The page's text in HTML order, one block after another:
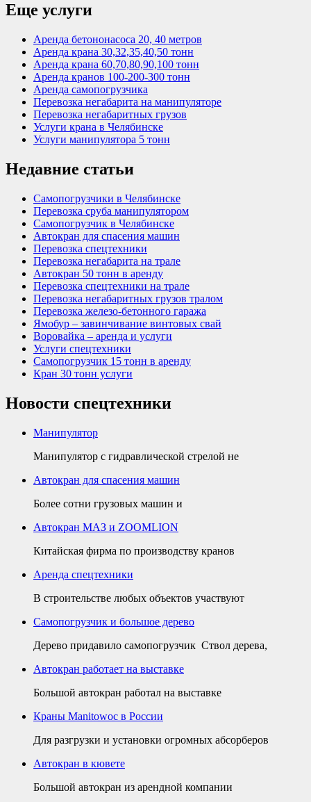
Еще услуги
Аренда бетононасоса 20, 40 метров
Аренда крана 30,32,35,40,50 тонн
Аренда крана 60,70,80,90,100 тонн
Аренда кранов 100-200-300 тонн
Аренда самопогрузчика
Перевозка негабарита на манипуляторе
Перевозка негабаритных грузов
Услуги крана в Челябинске
Услуги манипулятора 5 тонн
Недавние статьи
Самопогрузчики в Челябинске
Перевозка сруба манипулятором
Самопогрузчик в Челябинске
Автокран для спасения машин
Перевозка спецтехники
Перевозка негабарита на трале
Автокран 50 тонн в аренду
Перевозка спецтехники на трале
Перевозка негабаритных грузов тралом
Перевозка железо-бетонного гаража
Ямобур – завинчивание винтовых свай
Воровайка – аренда и услуги
Услуги спецтехники
Самопогрузчик 15 тонн в аренду
Кран 30 тонн услуги
Новости спецтехники
Манипулятор
Манипулятор с гидравлической стрелой не
Автокран для спасения машин
Более сотни грузовых машин и
Автокран МАЗ и ZOOMLION
Китайская фирма по производству кранов
Аренда спецтехники
В строительстве любых объектов участвуют
Самопогрузчик и большое дерево
Дерево придавило самопогрузчик Ствол дерева,
Автокран работает на выставке
Большой автокран работал на выставке
Краны Manitowoc в России
Для разгрузки и установки огромных абсорберов
Автокран в кювете
Большой автокран из арендной компании